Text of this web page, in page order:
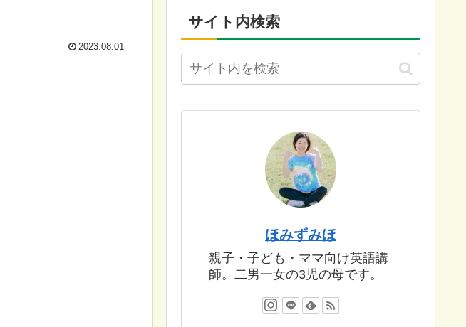
2023.08.01
サイト内検索
ほみずみほ
親子・子ども・ママ向け英語講
師。二男一女の3児の母です。